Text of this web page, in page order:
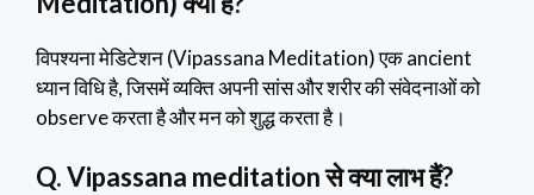
विपश्यना मेडिटेशन (Vipassana Meditation) एक ancient
ध्यान विधि है, जिसमें व्यक्ति अपनी सांस और शरीर की संवेदनाओं को
observe करता है और मन को शुद्ध करता है।
Q. Vipassana meditation से क्या लाभ हैं?